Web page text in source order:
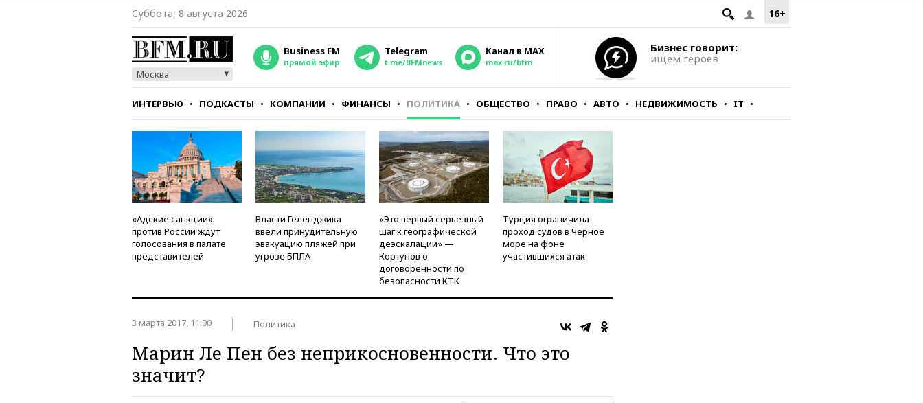
16+
Суббота, 8 августа 2026
Москва
Business FM
прямой эфир
Telegram
t.me/BFMnews
Канал в MAX
max.ru/bfm
Бизнес говорит:
ищем героев
ИНТЕРВЬЮ ПОДКАСТЫ КОМПАНИИ ФИНАНСЫ ПОЛИТИКА ОБЩЕСТВО ПРАВО АВТО НЕДВИЖИМОСТЬ IT
СТИЛЬ ТЕСТЫ
«Адские санкции»
против России ждут
голосования в палате
представителей
Власти Геленджика
ввели принудительную
эвакуацию пляжей при
угрозе БПЛА
«Это первый серьезный
шаг к географической
деэскалации» —
Кортунов о
договоренности по
безопасности КТК
Турция ограничила
проход судов в Черное
море на фоне
участившихся атак
3 марта 2017, 11:00 Политика
Марин Ле Пен без неприкосновенности. Что это
значит?